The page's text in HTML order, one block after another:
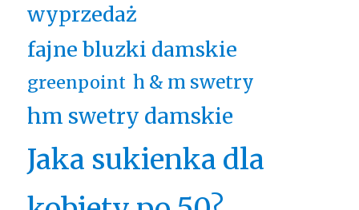
wyprzedaż
fajne bluzki damskie
greenpoint h & m swetry
hm swetry damskie
Jaka sukienka dla